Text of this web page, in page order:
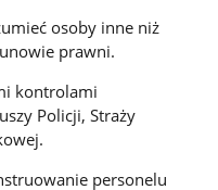
osoby inne niż
prawni.
kontrolami
Policji, Straży
personelu